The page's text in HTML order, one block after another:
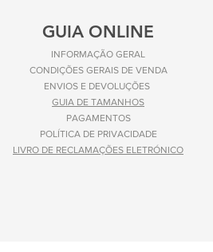
GUIA ONLINE
INFORMAÇÃO GERAL
CONDIÇÕES GERAIS DE VENDA
ENVIOS E DEVOLUÇÕES
GUIA DE TAMANHOS
PAGAMENTOS
POLÍTICA DE PRIVACIDADE
LIVRO DE RECLAMAÇÕES ELETRÓNICO